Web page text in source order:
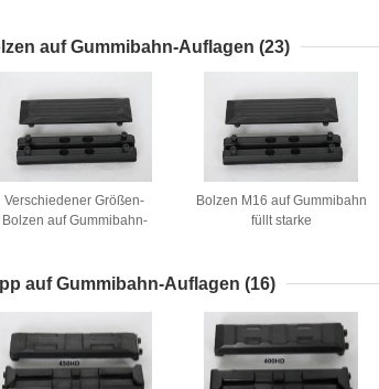
Bagger
auf Gummibahn-Auflagen (23)
Verschiedener Größen-
Bolzen auf Gummibahn-
Bolzen M16 auf Gummibahn
füllt starke
auf Gummibahn-Auflagen (16)